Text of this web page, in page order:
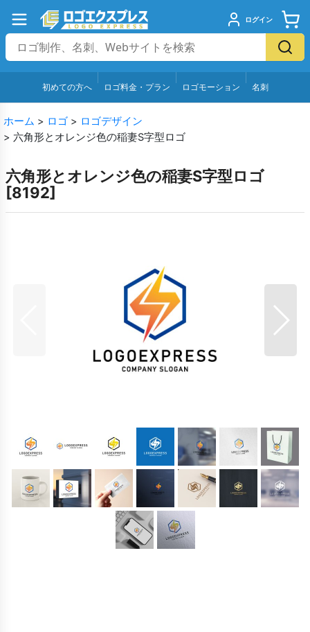
ログイン
初めての方へ ロゴ料金・プラン ロゴモーション 名刺
ホーム > ロゴ > ロゴデザイン
> 六角形とオレンジ色の稲妻S字型ロゴ
六角形とオレンジ色の稲妻S字型ロゴ
[8192]